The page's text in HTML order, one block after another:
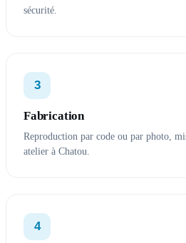
sécurité.
3
Fabrication
Reproduction par code ou par photo,
atelier à Chatou.
4